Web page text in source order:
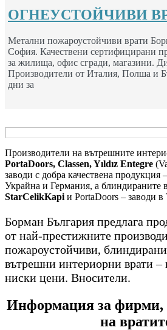
ОГНЕУСТОЙЧИВИ
Метални пожароустойчиви врати
София. Качествени сертифицирани
за жилища, офис сгради, магазини.
Производители от Италия, Полша и
дни за
Производители на вътрешните
PortaDoors, Classen, Yıldız Entegre
заводи с добра качествена
Украйна и Германия, а блиндираните
StarCelikKapi и PortaDoors – заводи
Борман България предлага
от най-престижните
пожароустойчиви,
вътрешни интериорни врати –
ниски цени. Вносители.
Информация за фирми,
на